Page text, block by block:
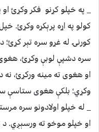
_ په خپلو کړنو فکر وکړئ
کولو په اړه پرېکړه وکړئ.
کورنۍ له غړو سره تېر کړئ؛
سره دشپې لوبې وکړئ،
او هغوی ته مینه ورکړئ،
وکړي؛ بلکې هغوی ستاسې
_ له خپلو اولادونو سره
او خپلو موخو ته ورسېږي. د